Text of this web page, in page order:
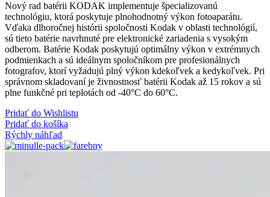
Nový rad batérii KODAK implementuje špecializovanú
technológiu, ktorá poskytuje plnohodnotný výkon fotoaparátu.
Vďaka dlhoročnej histórii spoločnosti Kodak v oblasti technológií,
sú tieto batérie navrhnuté pre elektronické zariadenia s vysokým
odberom. Batérie Kodak poskytujú optimálny výkon v extrémnych
podmienkach a sú ideálnym spoločníkom pre profesionálnych
fotografov, ktorí vyžadujú plný výkon kdekoľvek a kedykoľvek. Pri
správnom skladovaní je živnostnosť batérii Kodak až 15 rokov a sú
plne funkčné pri teplotách od -40°C do 60°C.
Pridať do Wishlistu
Pridať do košíka
Rýchly náhľad